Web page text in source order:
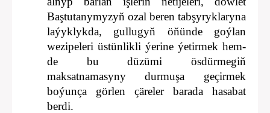
Baştutanymyzyň ozal beren tabşyryklaryna
laýyklykda, gullugyň öňünde goýlan
wezipeleri üstünlikli ýerine ýetirmek hem-
de bu düzümi ösdürmegiň
maksatnamasyny durmuşa geçirmek
boýunça görlen çäreler barada hasabat
berdi.